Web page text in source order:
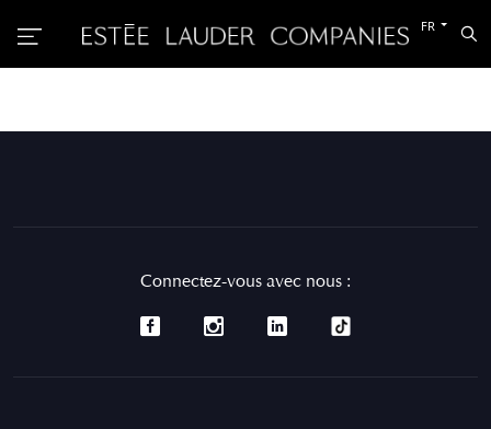
Passer
langue
FR
Connectez-vous avec nous :